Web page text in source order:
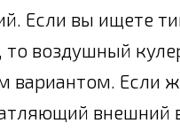
Если вы ищете
то воздушный
вариантом. Если
внешний